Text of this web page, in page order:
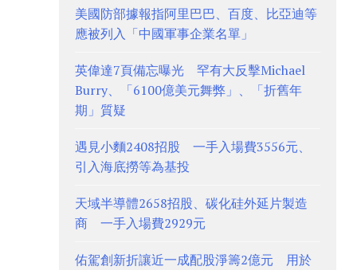
美國防部據報指阿里巴巴、百度、比亞迪等
應被列入「中國軍事企業名單」
英偉達7頁備忘曝光 罕有大反擊Michael
Burry、「6100億美元舞弊」、「折舊年
期」質疑
遇見小麵2408招股 一手入場費3556元、
引入海底撈等為基投
天域半導體2658招股、碳化硅外延片製造
商 一手入場費2929元
佑駕創新折讓近一成配股淨籌2億元 用於